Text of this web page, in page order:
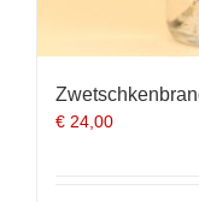
€ 24,00